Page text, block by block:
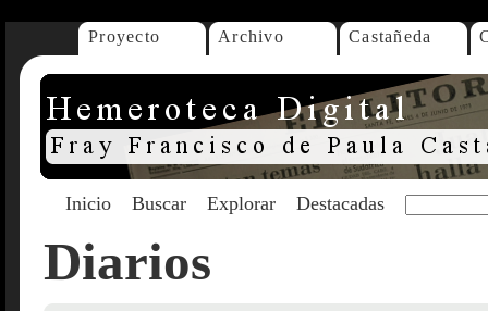
Proyecto Archivo Castañeda
Inicio Buscar Explorar Destacadas
Diarios